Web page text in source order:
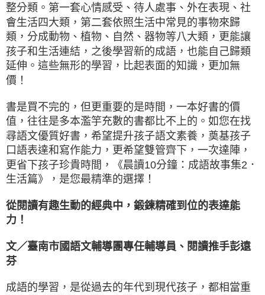
整分類。第一套心情感受、待人處事、外在表現、社
會生活四大類，第二套依照生活中常見的事物來歸
類，分成動物、植物、自然、器物等八大類，更能讓
孩子和生活連結，之後學習新的成語，也能自己歸類
延伸。這些無形的學習，比起表面的知識，更加無
價！
書是買不完的，但更重要的是時間，一本好書的價
值，往往是多本濫竽充數的書都比不上的。如您在找
尋語文優質好書，希望提升孩子語文素養，奠基孩子
口語表達和寫作能力，更希望雙管齊下，一次達陣，
更省下孩子珍貴時間，《晨讀10分鐘：成語故事集2．
生活篇》，是您最精準的選擇！
從閱讀有趣生動的經典中，鍛鍊精確到位的表達能
力！
文／臺南市國語文輔導團專任輔導員、閱讀推手彭遠
芬
成語的學習，是從過去的年代到現代孩子，都相當重